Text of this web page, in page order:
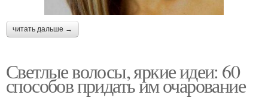
читать дальше →
Светлые волосы, яркие идеи: 60
способов придать им очарование